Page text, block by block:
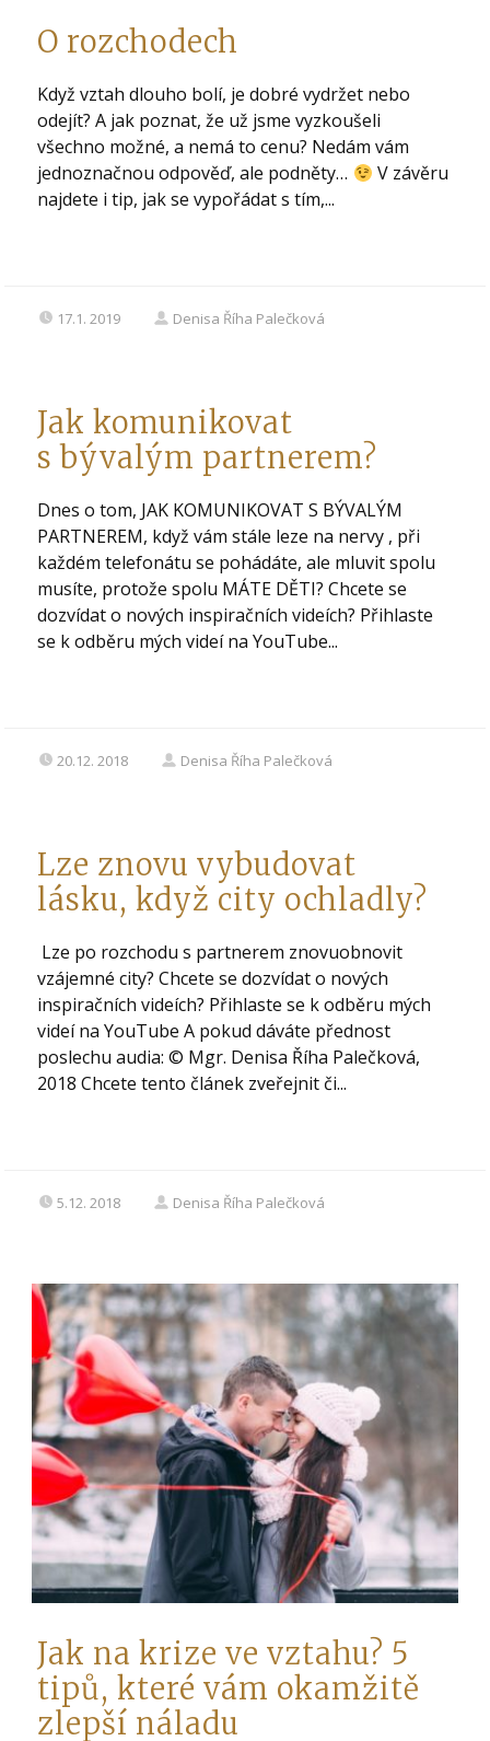
O rozchodech
Když vztah dlouho bolí, je dobré vydržet nebo
odejít? A jak poznat, že už jsme vyzkoušeli
všechno možné, a nemá to cenu? Nedám vám
jednoznačnou odpověď, ale podněty…
V závěru
najdete i tip, jak se vypořádat s tím,...
17.1. 2019 Denisa Říha Palečková
Jak komunikovat
s bývalým partnerem?
Dnes o tom, JAK KOMUNIKOVAT S BÝVALÝM
PARTNEREM, když vám stále leze na nervy , při
každém telefonátu se pohádáte, ale mluvit spolu
musíte, protože spolu MÁTE DĚTI? Chcete se
dozvídat o nových inspiračních videích? Přihlaste
se k odběru mých videí na YouTube...
20.12. 2018 Denisa Říha Palečková
Lze znovu vybudovat
lásku, když city ochladly?
Lze po rozchodu s partnerem znovuobnovit
vzájemné city? Chcete se dozvídat o nových
inspiračních videích? Přihlaste se k odběru mých
videí na YouTube A pokud dáváte přednost
poslechu audia: © Mgr. Denisa Říha Palečková,
2018 Chcete tento článek zveřejnit či...
5.12. 2018 Denisa Říha Palečková
Jak na krize ve vztahu? 5
tipů, které vám okamžitě
zlepší náladu